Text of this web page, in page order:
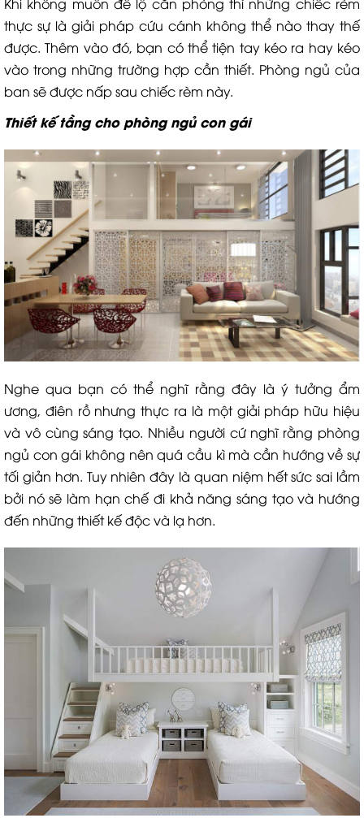
thực sự là giải pháp cứu cánh không thể nào thay thế
được. Thêm vào đó, bạn có thể tiện tay kéo ra hay kéo
vào trong những trường hợp cần thiết. Phòng ngủ của
ban sẽ được nấp sau chiếc rèm này.
Thiết kế tầng cho phòng ngủ con gái
Nghe qua bạn có thể nghĩ rằng đây là ý tưởng ẩm
ương, điên rồ nhưng thực ra là một giải pháp hữu hiệu
và vô cùng sáng tạo. Nhiều người cứ nghĩ rằng phòng
ngủ con gái không nên quá cầu kì mà cần hướng về sự
tối giản hơn. Tuy nhiên đây là quan niệm hết sức sai lầm
bởi nó sẽ làm hạn chế đi khả năng sáng tạo và hướng
đến những thiết kế độc và lạ hơn.